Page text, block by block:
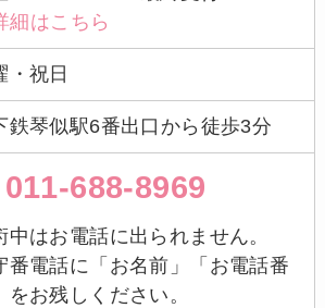
細はこちら
・祝日
鉄琴似駅6番出口から徒歩3分
011-688-8969
中はお電話に出られません。
番電話に「お名前」「お電話番
をお残しください。